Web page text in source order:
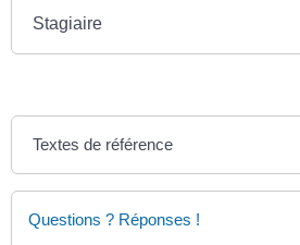
Stagiaire
Textes de référence
Questions ? Réponses !